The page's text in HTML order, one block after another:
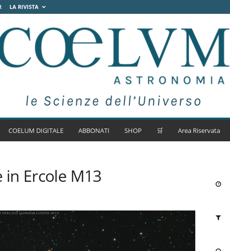
LA RIVISTA
COELUM DIGITALE ABBONATI SHOP 🛒 Area Riservata
Ercole M13